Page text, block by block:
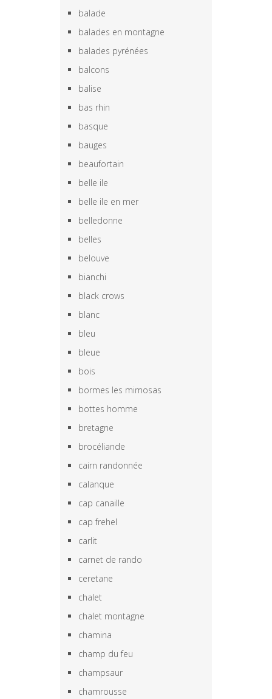
balade
balades en montagne
balades pyrénées
balcons
balise
bas rhin
basque
bauges
beaufortain
belle ile
belle ile en mer
belledonne
belles
belouve
bianchi
black crows
blanc
bleu
bleue
bois
bormes les mimosas
bottes homme
bretagne
brocéliande
cairn randonnée
calanque
cap canaille
cap frehel
carlit
carnet de rando
ceretane
chalet
chalet montagne
chamina
champ du feu
champsaur
chamrousse